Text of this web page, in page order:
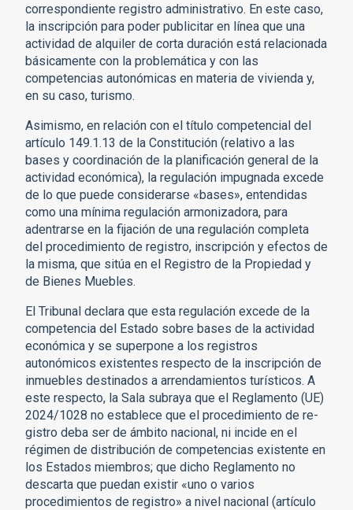
correspondiente registro administrativo. En este caso,
la inscripción para poder publicitar en línea que una
actividad de alquiler de corta duración está relacionada
básicamente con la problemática y con las
competencias autonómicas en materia de vivienda y,
en su caso, turismo.
Asimismo, en relación con el título competencial del
artículo 149.1.13 de la Constitución (relativo a las
bases y coordinación de la planificación general de la
actividad económica), la regulación impugnada excede
de lo que puede considerarse «bases», entendidas
como una mínima regulación armonizadora, para
adentrarse en la fijación de una regulación completa
del procedimiento de registro, inscripción y efectos de
la misma, que sitúa en el Registro de la Propiedad y
de Bienes Muebles.
El Tribunal declara que esta regulación excede de la
competencia del Estado sobre bases de la actividad
económica y se superpone a los registros
autonómicos existentes respecto de la inscripción de
inmuebles destinados a arrendamientos turísticos. A
este respecto, la Sala subraya que el Reglamento (UE)
2024/1028 no establece que el procedimiento de re-
gistro deba ser de ámbito nacional, ni incide en el
régimen de distribución de competencias existente en
los Estados miembros; que dicho Reglamento no
descarta que puedan existir «uno o varios
procedimientos de registro» a nivel nacional (artículo